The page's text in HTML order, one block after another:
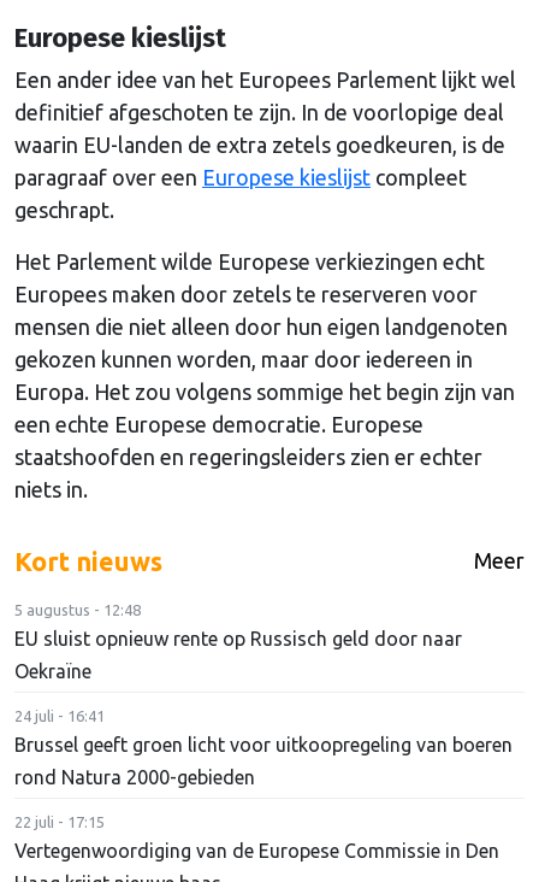
Europese kieslijst
Een ander idee van het Europees Parlement lijkt wel
definitief afgeschoten te zijn. In de voorlopige deal
waarin EU-landen de extra zetels goedkeuren, is de
paragraaf over een Europese kieslijst compleet
geschrapt.
Het Parlement wilde Europese verkiezingen echt
Europees maken door zetels te reserveren voor
mensen die niet alleen door hun eigen landgenoten
gekozen kunnen worden, maar door iedereen in
Europa. Het zou volgens sommige het begin zijn van
een echte Europese democratie. Europese
staatshoofden en regeringsleiders zien er echter
niets in.
Kort nieuws Meer
5 augustus - 12:48
EU sluist opnieuw rente op Russisch geld door naar
Oekraïne
24 juli - 16:41
Brussel geeft groen licht voor uitkoopregeling van boeren
rond Natura 2000-gebieden
22 juli - 17:15
Vertegenwoordiging van de Europese Commissie in Den